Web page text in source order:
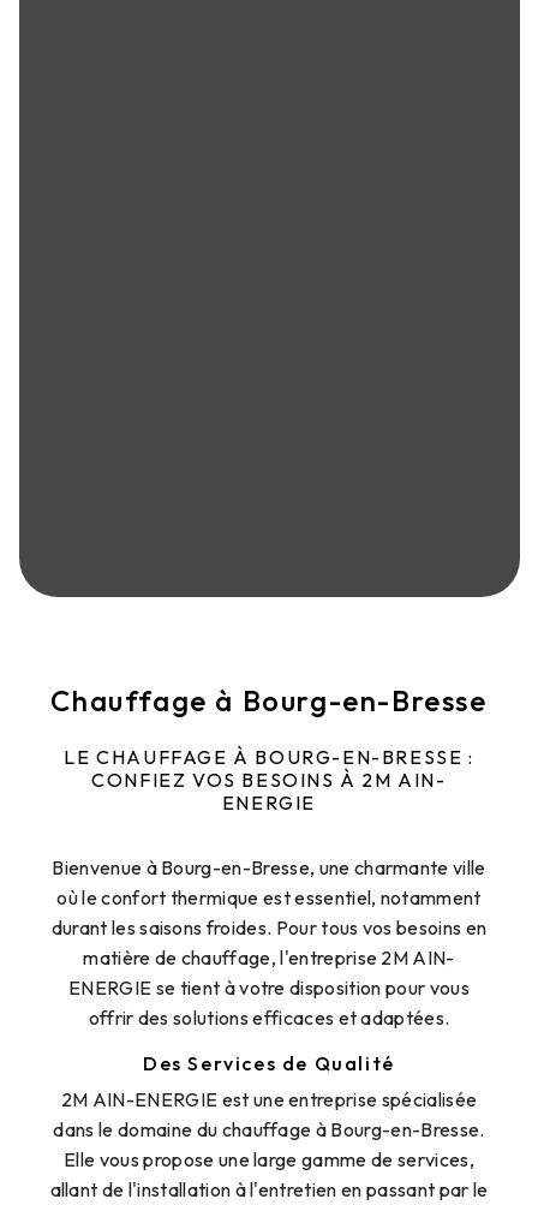
Chauffage à Bourg-en-Bresse
LE CHAUFFAGE À BOURG-EN-BRESSE :
CONFIEZ VOS BESOINS À 2M AIN-
ENERGIE
Bienvenue à Bourg-en-Bresse, une charmante ville
où le confort thermique est essentiel, notamment
durant les saisons froides. Pour tous vos besoins en
matière de chauffage, l'entreprise 2M AIN-
ENERGIE se tient à votre disposition pour vous
offrir des solutions efficaces et adaptées.
Des Services de Qualité
2M AIN-ENERGIE est une entreprise spécialisée
dans le domaine du chauffage à Bourg-en-Bresse.
Elle vous propose une large gamme de services,
allant de l'installation à l'entretien en passant par le